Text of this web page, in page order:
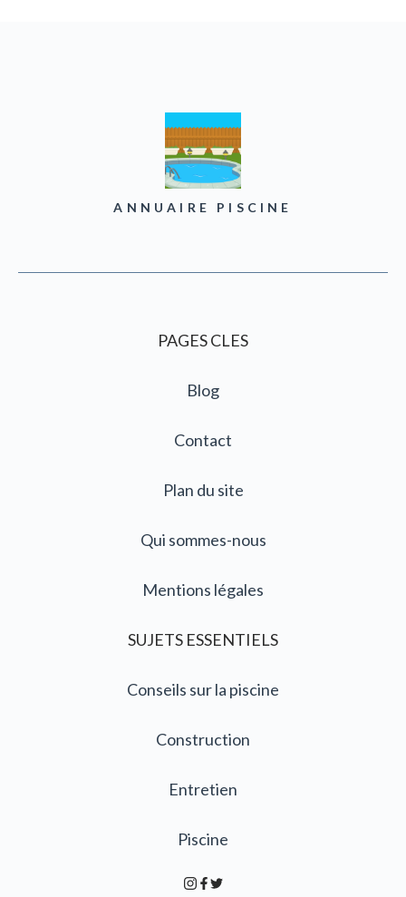
ANNUAIRE PISCINE
PAGES CLES
Blog
Contact
Plan du site
Qui sommes-nous
Mentions légales
SUJETS ESSENTIELS
Conseils sur la piscine
Construction
Entretien
Piscine